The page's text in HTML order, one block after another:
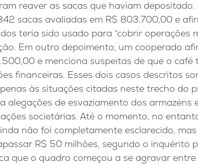
reaver as sacas que haviam depositado.
sacas avaliadas em R$ 803.700,00 e
teria sido usado para “cobrir operações
Em outro depoimento, um cooperado
e menciona suspeitas de que o café
financeiras. Esses dois casos descritos
às situações citadas neste trecho do
alegações de esvaziamento dos armazéns
societárias. Até o momento, no
não foi completamente esclarecido,
R$ 50 milhões, segundo o inquérito
que o quadro começou a se agravar